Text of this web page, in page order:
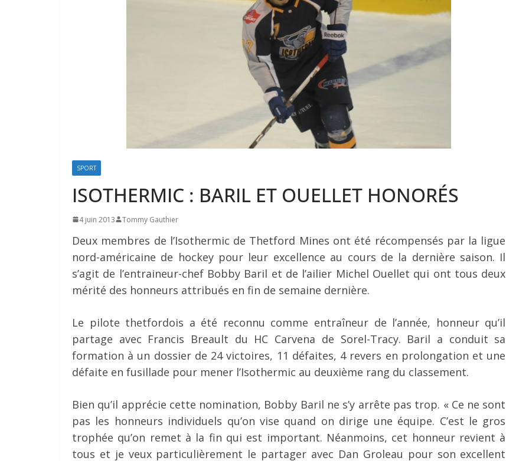
SPORT
ISOTHERMIC : BARIL ET OUELLET HONORÉS
4 juin 2013 Tommy Gauthier
Deux membres de l’Isothermic de Thetford Mines ont été récompensés par la ligue
nord-américaine de hockey pour leur excellence au cours de la dernière saison. Il
s’agit de l’entraineur-chef Bobby Baril et de l’ailier Michel Ouellet qui ont tous deux
mérité des honneurs attribués en fin de semaine dernière.
Le pilote thetfordois a été reconnu comme entraîneur de l’année, honneur qu’il
partage avec Francis Breault du HC Carvena de Sorel-Tracy. Baril a conduit sa
formation à un dossier de 24 victoires, 11 défaites, 4 revers en prolongation et une
défaite en fusillade pour mener l’Isothermic au deuxième rang du classement.
Bien qu’il apprécie cette nomination, Bobby Baril ne s’y arrête pas trop. « Ce ne sont
pas les honneurs individuels qu’on vise quand on dirige une équipe. C’est le gros
trophée qu’on remet à la fin qui est important. Néanmoins, cet honneur revient à
tous et je veux particulièrement le partager avec Dan Groleau pour son excellent